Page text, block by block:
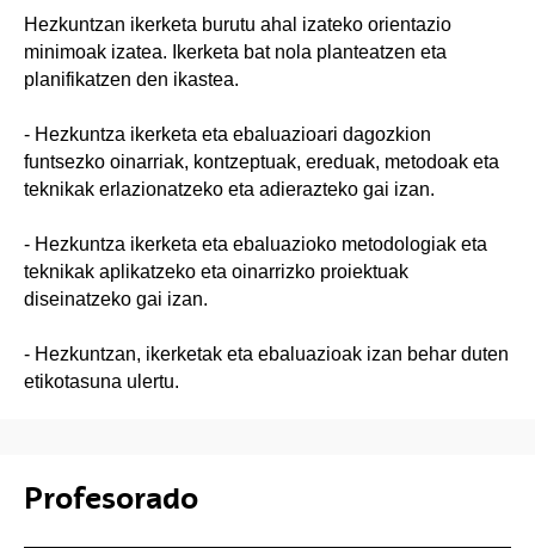
Hezkuntzan ikerketa burutu ahal izateko orientazio
minimoak izatea. Ikerketa bat nola planteatzen eta
planifikatzen den ikastea.
- Hezkuntza ikerketa eta ebaluazioari dagozkion
funtsezko oinarriak, kontzeptuak, ereduak, metodoak eta
teknikak erlazionatzeko eta adierazteko gai izan.
- Hezkuntza ikerketa eta ebaluazioko metodologiak eta
teknikak aplikatzeko eta oinarrizko proiektuak
diseinatzeko gai izan.
- Hezkuntzan, ikerketak eta ebaluazioak izan behar duten
etikotasuna ulertu.
Profesorado